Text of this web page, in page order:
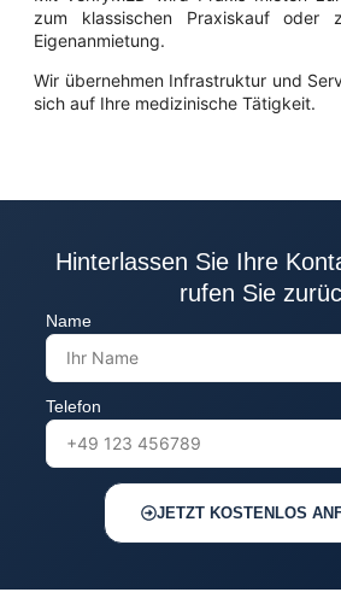
zum klassischen Praxiskauf oder
Eigenanmietung.
Wir übernehmen Infrastruktur und
sich auf Ihre medizinische Tätigkeit.
Hinterlassen Sie Ihre
rufen Sie
Name
Telefon
JETZT KOSTENLOS